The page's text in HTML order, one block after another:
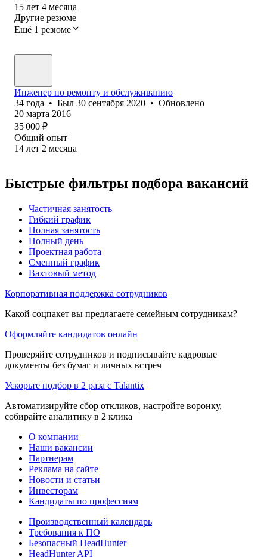
15 лет 4 месяца
Другие резюме
Ещё 1 резюме
Инженер по ремонту и обслуживанию
34 года • Был 30 сентября 2020 • Обновлено
20 марта 2016
35 000 ₽
Общий опыт
14 лет 2 месяца
Быстрые фильтры подбора вакансий
Частичная занятость
Гибкий график
Полная занятость
Полный день
Проектная работа
Сменный график
Вахтовый метод
Корпоративная поддержка сотрудников
Какой соцпакет вы предлагаете семейным сотрудникам?
Оформляйте кандидатов онлайн
Проверяйте сотрудников и подписывайте кадровые
документы без бумаг и личных встреч
Ускорьте подбор в 2 раза с Talantix
Автоматизируйте сбор откликов, настройте воронку,
собирайте аналитику в 2 клика
О компании
Наши вакансии
Партнерам
Реклама на сайте
Новости и статьи
Инвесторам
Кандидаты по профессиям
Производственный календарь
Требования к ПО
Безопасный HeadHunter
HeadHunter API